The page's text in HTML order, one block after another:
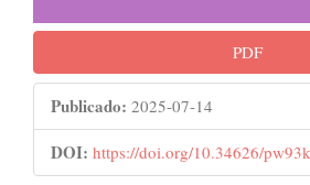
PDF
Publicado: 2025-07-14
DOI: https://doi.org/10.34626/